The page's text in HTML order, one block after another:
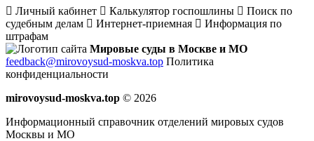
Личный кабинет
Калькулятор госпошлины
Поиск по
судебным делам
Интернет-приемная
Информация по
штрафам
Мировые суды в Москве и МО
feedback@mirovoysud-moskva.top Политика
конфиденциальности
mirovoysud-moskva.top © 2026
Информационный справочник отделений мировых судов
Москвы и МО